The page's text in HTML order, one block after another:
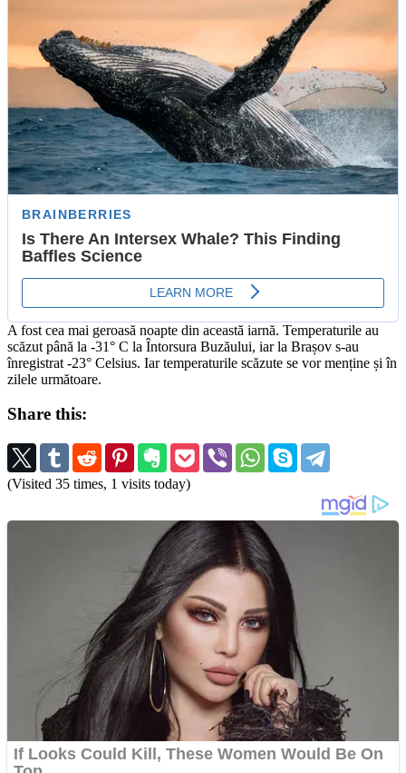
A fost cea mai geroasă noapte din această iarnă. Temperaturile au
scăzut până la -31° C la Întorsura Buzăului, iar la Brașov s-au
înregistrat -23° Celsius. Iar temperaturile scăzute se vor menține și în
zilele următoare.
Share this:
(Visited 35 times, 1 visits today)